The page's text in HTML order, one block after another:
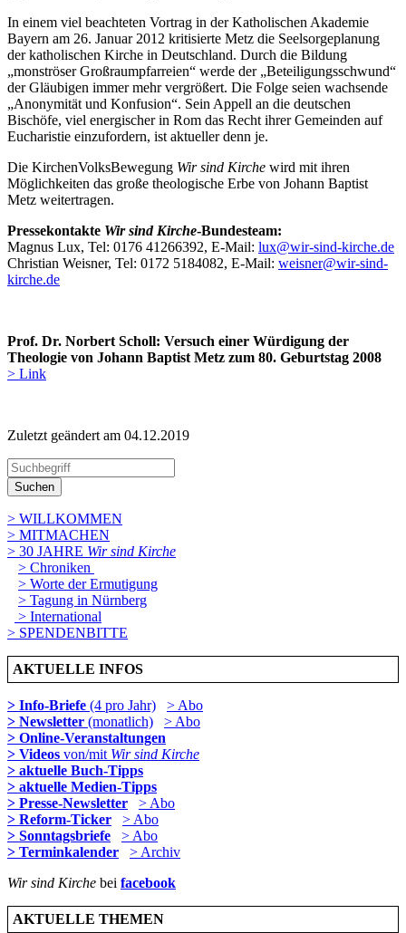
In einem viel beachteten Vortrag in der Katholischen Akademie
Bayern am 26. Januar 2012 kritisierte Metz die Seelsorgeplanung
der katholischen Kirche in Deutschland. Durch die Bildung
„monströser Großraumpfarreien“ werde der „Beteiligungsschwund“
der Gläubigen immer mehr vergrößert. Die Folge seien wachsende
„Anonymität und Konfusion“. Sein Appell an die deutschen
Bischöfe, viel energischer in Rom das Recht ihrer Gemeinden auf
Eucharistie einzufordern, ist aktueller denn je.
Die KirchenVolksBewegung Wir sind Kirche wird mit ihren
Möglichkeiten das große theologische Erbe von Johann Baptist
Metz weitertragen.
Pressekontakte Wir sind Kirche-Bundesteam:
Magnus Lux, Tel: 0176 41266392, E-Mail: lux@wir-sind-kirche.de
Christian Weisner, Tel: 0172 5184082, E-Mail: weisner@wir-sind-
kirche.de
Prof. Dr. Norbert Scholl: Versuch einer Würdigung der
Theologie von Johann Baptist Metz zum 80. Geburtstag 2008
> Link
Zuletzt geändert am 04­.12.2019
Suchen
> WILLKOMMEN
> MITMACHEN
> 30 JAHRE Wir sind Kirche
> Chroniken
> Worte der Ermutigung
> Tagung in Nürnberg
> International
> SPENDENBITTE
AKTUELLE INFOS
> Info-Briefe (4 pro Jahr)
> Abo
> Newsletter (monatlich)
> Abo
> Online-Veranstaltungen
> Videos von/mit Wir sind Kirche
> aktuelle Buch-Tipps
> aktuelle Medien-Tipps
> Presse-Newsletter
> Abo
> Reform-Ticker
> Abo
> Sonntagsbriefe
> Abo
> Terminkalender
> Archiv
Wir sind Kirche bei facebook
AKTUELLE THEMEN